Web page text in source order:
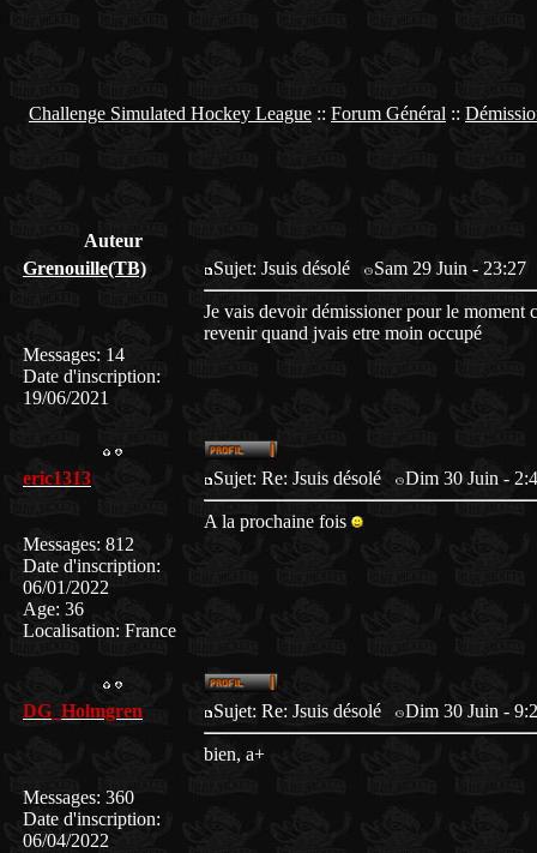
Challenge Simulated Hockey League :: Forum Général ::
Auteur
Grenouille(TB)
Messages: 14
Date d'inscription:
19/06/2021
Sujet: Jsuis désolé Sam 29 Juin - 23:27
Je vais devoir démissioner pour le moment
revenir quand jvais etre moin occupé
eric1313
Messages: 812
Date d'inscription:
06/01/2022
Age: 36
Localisation: France
Sujet: Re: Jsuis désolé Dim 30 Juin -
A la prochaine fois
DG_Holmgren
Messages: 360
Date d'inscription:
06/04/2022
Sujet: Re: Jsuis désolé Dim 30 Juin -
bien, a+